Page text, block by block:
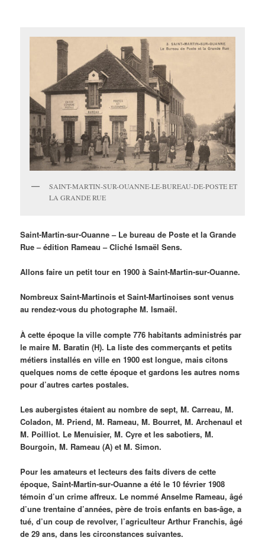
SAINT-MARTIN-SUR-OUANNE-LE-BUREAU-DE-POSTE ET
LA GRANDE RUE
Saint-Martin-sur-Ouanne – Le bureau de Poste et la Grande
Rue – édition Rameau – Cliché Ismaël Sens.
Allons faire un petit tour en 1900 à Saint-Martin-sur-Ouanne.
Nombreux Saint-Martinois et Saint-Martinoises sont venus
au rendez-vous du photographe M. Ismaël.
À cette époque la ville compte 776 habitants administrés par
le maire M. Baratin (H). La liste des commerçants et petits
métiers installés en ville en 1900 est longue, mais citons
quelques noms de cette époque et gardons les autres noms
pour d’autres cartes postales.
Les aubergistes étaient au nombre de sept, M. Carreau, M.
Coladon, M. Priend, M. Rameau, M. Bourret, M. Archenaul et
M. Poilliot. Le Menuisier, M. Cyre et les sabotiers, M.
Bourgoin, M. Rameau (A) et M. Simon.
Pour les amateurs et lecteurs des faits divers de cette
époque, Saint-Martin-sur-Ouanne a été le 10 février 1908
témoin d’un crime affreux. Le nommé Anselme Rameau, âgé
d’une trentaine d’années, père de trois enfants en bas-âge, a
tué, d’un coup de revolver, l’agriculteur Arthur Franchis, âgé
de 29 ans, dans les circonstances suivantes.